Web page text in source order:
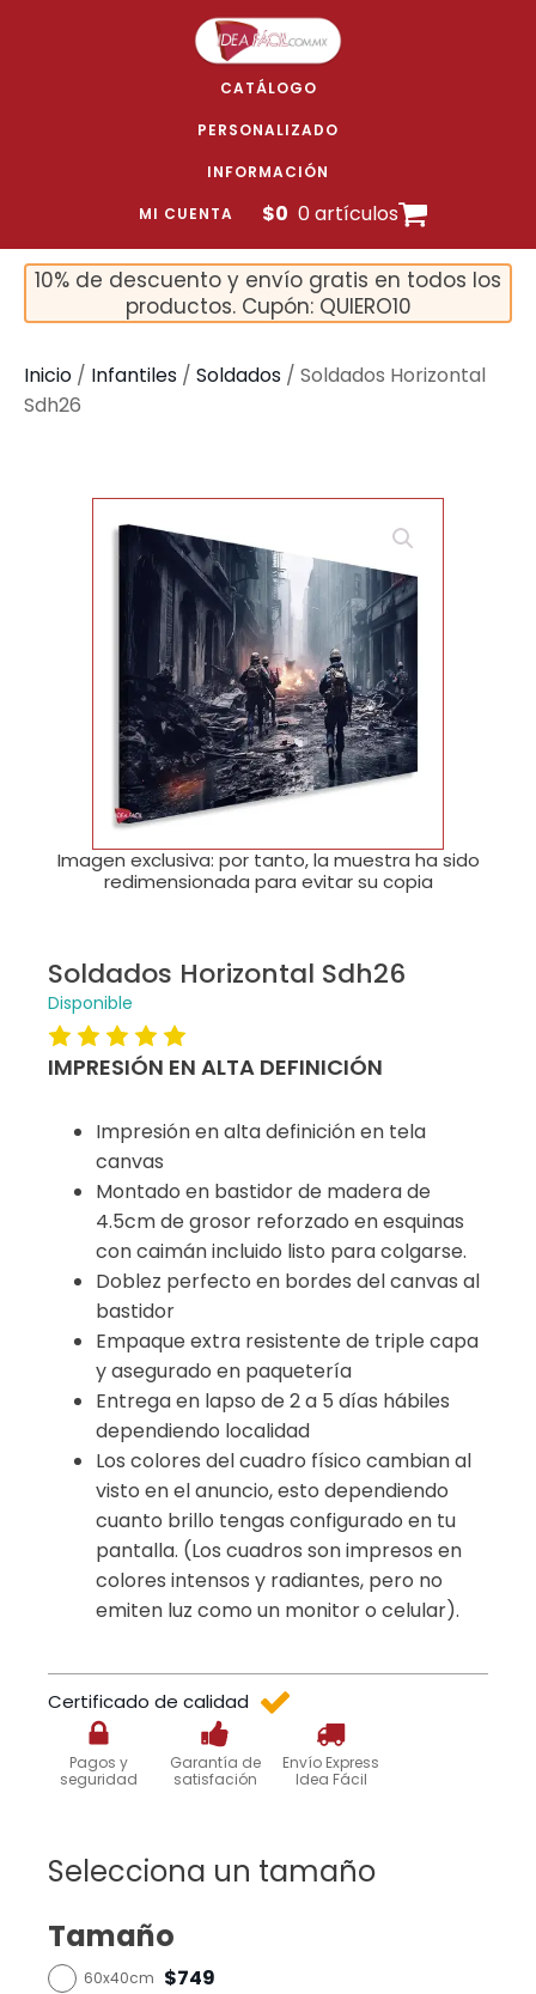
CATÁLOGO
PERSONALIZADO
INFORMACIÓN
MI CUENTA $0 0 artículos
10% de descuento y envío gratis en todos los
productos. Cupón: QUIERO10
Inicio / Infantiles / Soldados / Soldados Horizontal
Sdh26
🔍
Imagen exclusiva: por tanto, la muestra ha sido
redimensionada para evitar su copia
Soldados Horizontal Sdh26
Disponible
IMPRESIÓN EN ALTA DEFINICIÓN
Impresión en alta definición en tela
canvas
Montado en bastidor de madera de
4.5cm de grosor reforzado en esquinas
con caimán incluido listo para colgarse.
Doblez perfecto en bordes del canvas al
bastidor
Empaque extra resistente de triple capa
y asegurado en paquetería
Entrega en lapso de 2 a 5 días hábiles
dependiendo localidad
Los colores del cuadro físico cambian al
visto en el anuncio, esto dependiendo
cuanto brillo tengas configurado en tu
pantalla. (Los cuadros son impresos en
colores intensos y radiantes, pero no
emiten luz como un monitor o celular).
Certificado de calidad
Pagos y
seguridad
Garantía de
satisfación
Envío Express
Idea Fácil
Selecciona un tamaño
Tamaño
60x40cm $749